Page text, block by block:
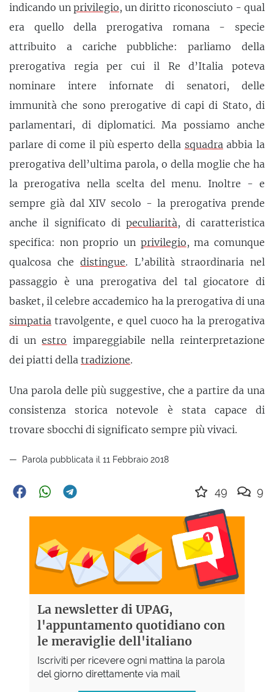
indicando un privilegio, un diritto riconosciuto - qual
era quello della prerogativa romana - specie
attribuito a cariche pubbliche: parliamo della
prerogativa regia per cui il Re d’Italia poteva
nominare intere infornate di senatori, delle
immunità che sono prerogative di capi di Stato, di
parlamentari, di diplomatici. Ma possiamo anche
parlare di come il più esperto della squadra abbia la
prerogativa dell’ultima parola, o della moglie che ha
la prerogativa nella scelta del menu. Inoltre - e
sempre già dal XIV secolo - la prerogativa prende
anche il significato di peculiarità, di caratteristica
specifica: non proprio un privilegio, ma comunque
qualcosa chedistingue. L’abilità straordinaria nel
passaggio è una prerogativa del tal giocatore di
basket, il celebre accademico ha la prerogativa di una
simpatia travolgente, e quel cuoco ha la prerogativa
di unestro impareggiabile nella reinterpretazione
dei piatti della tradizione.
Una parola delle più suggestive, che a partire da una
consistenza storica notevole è stata capace di
trovare sbocchi di significato sempre più vivaci.
Parola pubblicata il 11 Febbraio 2018
49 9
La newsletter di UPAG,
l'appuntamento quotidiano con
le meraviglie dell'italiano
Iscriviti per ricevere ogni mattina la parola
del giorno direttamente via mail